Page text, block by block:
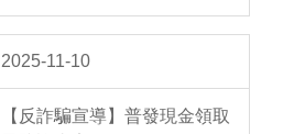
2025-11-10
【反詐騙宣導】普發現金領取